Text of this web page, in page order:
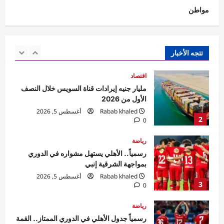
مواطن
تتجه الأخبار
2
3
رياضة
رسمياً.. الأهلي يستهل مشواره في الدوري
بمواجهة الشرقية إنبي
Rabab khaled
أغسطس 5, 2026
0
4
رياضة
رسمياً جدول الأهلي في الدوري الممتاز.. القمة
أمام الزمالك بالجولة السادسة
Rabab khaled
أغسطس 5, 2026
0
رياضة
جدول الزمالك في الدوري.. البداية أمام الاتحاد